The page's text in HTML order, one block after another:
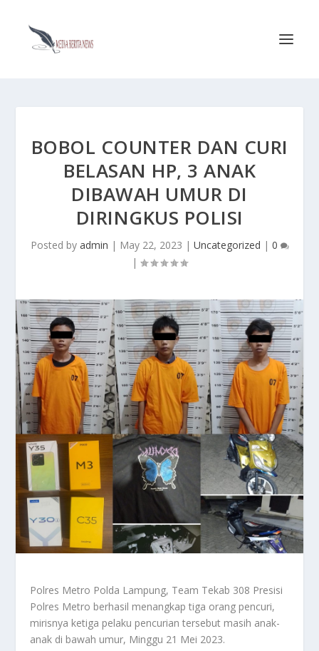
BOBOL COUNTER DAN CURI
BELASAN HP, 3 ANAK
DIBAWAH UMUR DI
DIRINGKUS POLISI
Posted by admin | May 22, 2023 | Uncategorized | 0
|
Polres Metro Polda Lampung, Team Tekab 308 Presisi
Polres Metro berhasil menangkap tiga orang pencuri,
mirisnya ketiga pelaku pencurian tersebut masih anak-
anak di bawah umur, Minggu 21 Mei 2023.